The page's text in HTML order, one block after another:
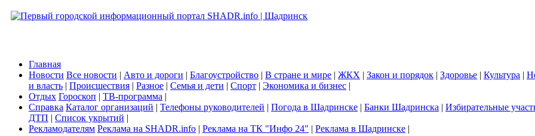
Главная
Новости Все новости | Авто и дороги | Благоустройство | В стране и мире | ЖКХ | Закон и порядок | Здоровье | Культура |
и власть | Происшествия | Разное | Семья и дети | Спорт | Экономика и бизнес |
Отдых Гороскоп | ТВ-программа |
Справка Каталог организаций | Телефоны руководителей | Погода в Шадринске | Банки Шадринска | Избирательные
ДТП | Список укрытий |
Рекламодателям Реклама на SHADR.info | Реклама на ТК "Инфо 24" | Реклама в Шадринске |